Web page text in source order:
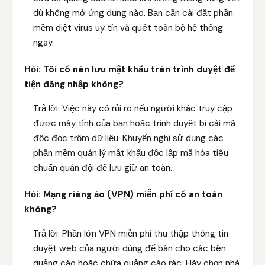
dù không mở ứng dụng nào. Bạn cần cài đặt phần
mềm diệt virus uy tín và quét toàn bộ hệ thống
ngay.
Hỏi: Tôi có nên lưu mật khẩu trên trình duyệt để
tiện đăng nhập không?
Trả lời: Việc này có rủi ro nếu người khác truy cập
được máy tính của bạn hoặc trình duyệt bị cài mã
độc đọc trộm dữ liệu. Khuyến nghị sử dụng các
phần mềm quản lý mật khẩu độc lập mã hóa tiêu
chuẩn quân đội để lưu giữ an toàn.
Hỏi: Mạng riêng ảo (VPN) miễn phí có an toàn
không?
Trả lời: Phần lớn VPN miễn phí thu thập thông tin
duyệt web của người dùng để bán cho các bên